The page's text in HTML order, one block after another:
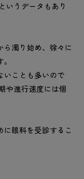
いうデータもあり
濁り始め、徐々に
いことも多いので
や進行速度には個
眼科を受診するこ